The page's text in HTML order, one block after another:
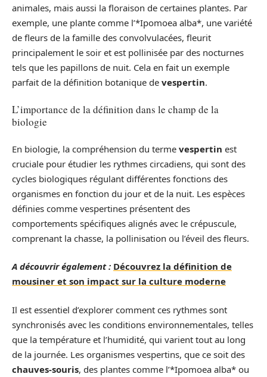
animales, mais aussi la floraison de certaines plantes. Par
exemple, une plante comme l’*Ipomoea alba*, une variété
de fleurs de la famille des convolvulacées, fleurit
principalement le soir et est pollinisée par des nocturnes
tels que les papillons de nuit. Cela en fait un exemple
parfait de la définition botanique de vespertin.
L’importance de la définition dans le champ de la
biologie
En biologie, la compréhension du terme vespertin est
cruciale pour étudier les rythmes circadiens, qui sont des
cycles biologiques régulant différentes fonctions des
organismes en fonction du jour et de la nuit. Les espèces
définies comme vespertines présentent des
comportements spécifiques alignés avec le crépuscule,
comprenant la chasse, la pollinisation ou l’éveil des fleurs.
A découvrir également : Découvrez la définition de
mousiner et son impact sur la culture moderne
Il est essentiel d’explorer comment ces rythmes sont
synchronisés avec les conditions environnementales, telles
que la température et l’humidité, qui varient tout au long
de la journée. Les organismes vespertins, que ce soit des
chauves-souris, des plantes comme l’*Ipomoea alba* ou